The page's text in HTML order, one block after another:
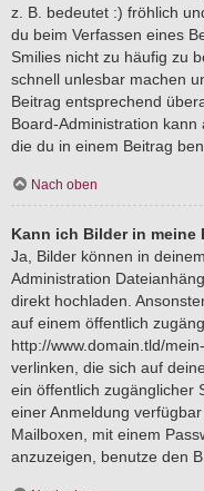
z. B. bedeutet :) fröhlich
du beim Verfassen eines
Smilies nicht zu häufig zu
schnell unlesbar machen
Beitrag entsprechend
Board-Administration kann
die du in einem Beitrag
Nach oben
Kann ich Bilder in meine
Ja, Bilder können in
Administration
direkt hochladen.
auf einem öffentlich
http://www.domain.tld/
verlinken, die sich auf
ein öffentlich zugänglicher
einer Anmeldung
Mailboxen, mit einem
anzuzeigen, benutze den